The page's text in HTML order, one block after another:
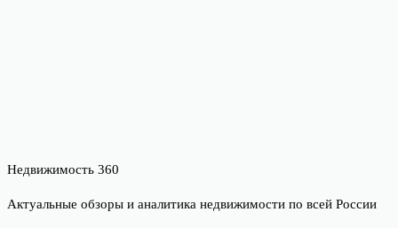
Недвижимость 360
Актуальные обзоры и аналитика недвижимости по всей России